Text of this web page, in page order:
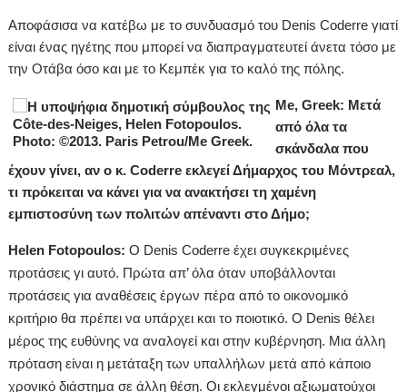
Αποφάσισα να κατέβω με το συνδυασμό του Denis Coderre γιατί
είναι ένας ηγέτης που μπορεί να διαπραγματευτεί άνετα τόσο με
την Οτάβα όσο και με το Κεμπέκ για το καλό της πόλης.
Me, Greek: Μετά
από όλα τα
σκάνδαλα που
έχουν γίνει, αν ο κ. Coderre εκλεγεί Δήμαρχος του Μόντρεαλ,
τι πρόκειται να κάνει για να ανακτήσει τη χαμένη
εμπιστοσύνη των πολιτών απέναντι στο Δήμο;
Helen Fotopoulos: Ο Denis Coderre έχει συγκεκριμένες
προτάσεις γι αυτό. Πρώτα απ’ όλα όταν υποβάλλονται
προτάσεις για αναθέσεις έργων πέρα από το οικονομικό
κριτήριο θα πρέπει να υπάρχει και το ποιοτικό. Ο Denis θέλει
μέρος της ευθύνης να αναλογεί και στην κυβέρνηση. Μια άλλη
πρόταση είναι η μετάταξη των υπαλλήλων μετά από κάποιο
χρονικό διάστημα σε άλλη θέση. Οι εκλεγμένοι αξιωματούχοι